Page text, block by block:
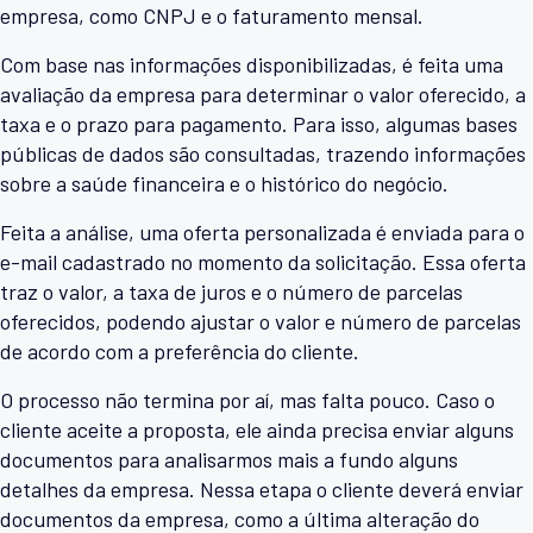
empresa, como CNPJ e o faturamento mensal.
Com base nas informações disponibilizadas, é feita uma
avaliação da empresa para determinar o valor oferecido, a
taxa e o prazo para pagamento. Para isso, algumas bases
públicas de dados são consultadas, trazendo informações
sobre a saúde financeira e o histórico do negócio.
Feita a análise, uma oferta personalizada é enviada para o
e-mail cadastrado no momento da solicitação. Essa oferta
traz o valor, a taxa de juros e o número de parcelas
oferecidos, podendo ajustar o valor e número de parcelas
de acordo com a preferência do cliente.
O processo não termina por aí, mas falta pouco. Caso o
cliente aceite a proposta, ele ainda precisa enviar alguns
documentos para analisarmos mais a fundo alguns
detalhes da empresa. Nessa etapa o cliente deverá enviar
documentos da empresa, como a última alteração do